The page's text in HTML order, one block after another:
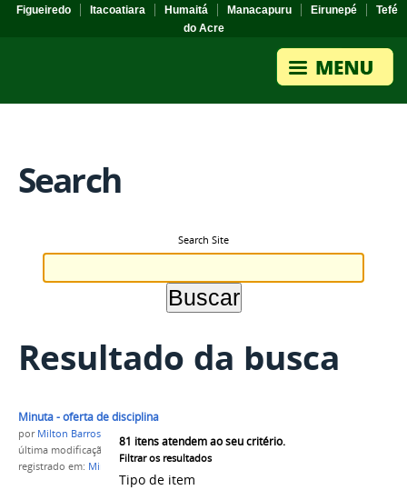
Figueiredo
Itacoatiara Humaitá Manacapuru Eirunepé
Tefé
do Acre
Search
Search Site
Resultado da busca
81 itens atendem ao seu critério.
Filtrar os resultados
Tipo de item
Minuta - oferta de disciplina
por Milton Barros
última modificação
em 16/10/2017 17h58
registrado em: Minuta ,PROEN